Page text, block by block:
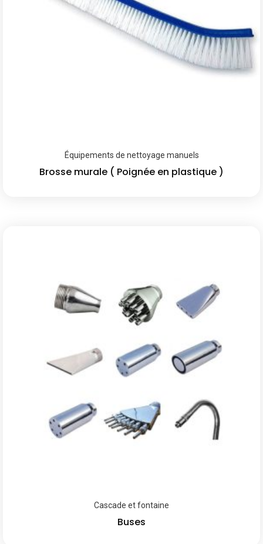
Équipements de nettoyage manuels
Brosse murale ( Poignée en plastique )
Cascade et fontaine
Buses